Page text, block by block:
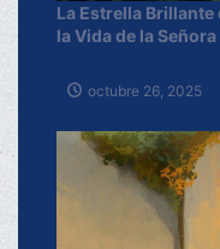
La Estrella Brillante
la Vida de la
octubre 26, 2025